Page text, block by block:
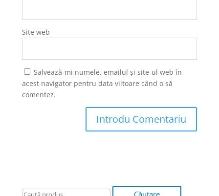
Site web
Salvează-mi numele, emailul și site-ul web în
acest navigator pentru data viitoare când o să
comentez.